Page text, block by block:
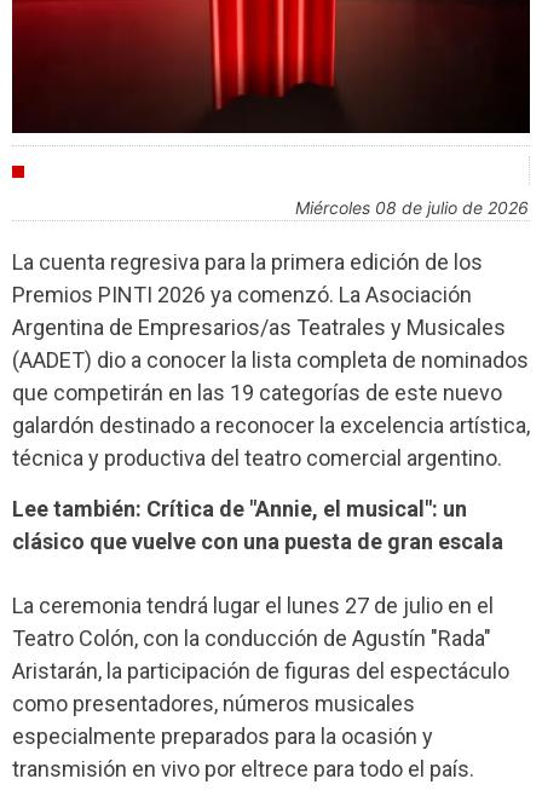
miércoles 08 de julio de 2026
La cuenta regresiva para la primera edición de los
Premios PINTI 2026 ya comenzó. La Asociación
Argentina de Empresarios/as Teatrales y Musicales
(AADET) dio a conocer la lista completa de nominados
que competirán en las 19 categorías de este nuevo
galardón destinado a reconocer la excelencia artística,
técnica y productiva del teatro comercial argentino.
Lee también: Crítica de "Annie, el musical": un
clásico que vuelve con una puesta de gran escala
La ceremonia tendrá lugar el lunes 27 de julio en el
Teatro Colón, con la conducción de Agustín "Rada"
Aristarán, la participación de figuras del espectáculo
como presentadores, números musicales
especialmente preparados para la ocasión y
transmisión en vivo por eltrece para todo el país.